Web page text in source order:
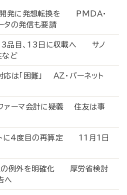
開発に発想転換を PMDA・
タの発信も要請
13品目、13日に収載へ サノ
など
は「困難」 AZ・バーネット
ァーマ会計に疑義 住友は事
トに4度目の再算定 11月1日
の例外を明確化 厚労省検討
へ